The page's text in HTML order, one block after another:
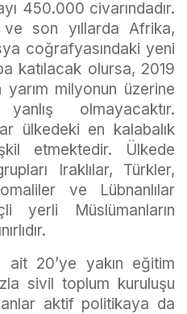
450.000 civarındadır.
son yıllarda Afrika,
coğrafyasındaki yeni
katılacak olursa, 2019
yarım milyonun üzerine
olmayacaktır.
ülkedeki en kalabalık
etmektedir. Ülkede
Iraklılar, Türkler,
ve Lübnanlılar
yerli Müslümanların
ait 20’ye yakın eğitim
sivil toplum kuruluşu
aktif politikaya da